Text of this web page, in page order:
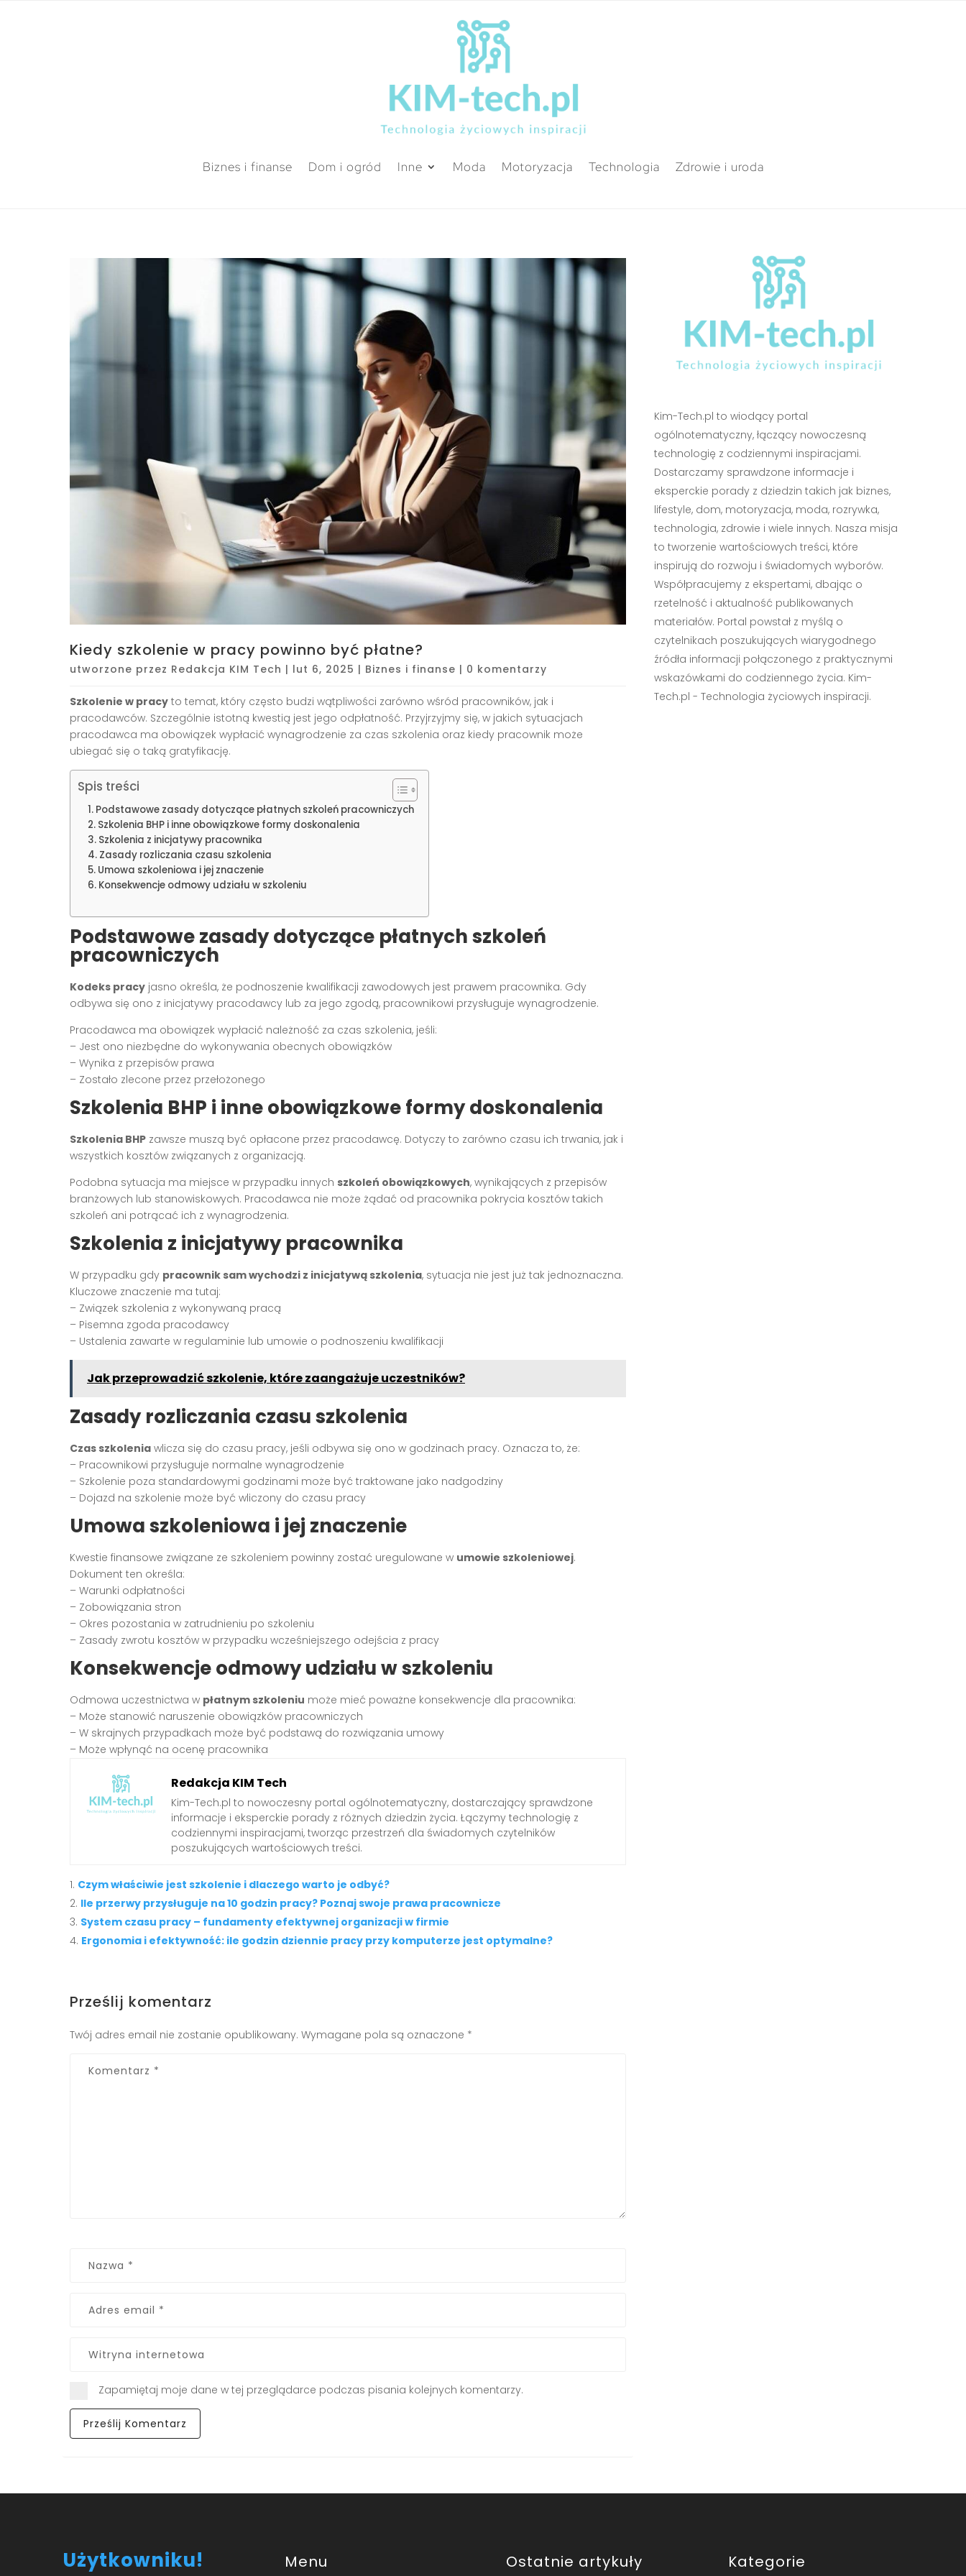
Biznes i finanse Dom i ogród Inne Moda Motoryzacja Technologia Zdrowie i uroda
Kiedy szkolenie w pracy powinno być płatne?
utworzone przez Redakcja KIM Tech | lut 6, 2025 | Biznes i finanse | 0 komentarzy
Szkolenie w pracy to temat, który często budzi wątpliwości zarówno wśród pracowników, jak i
pracodawców. Szczególnie istotną kwestią jest jego odpłatność. Przyjrzyjmy się, w jakich sytuacjach
pracodawca ma obowiązek wypłacić wynagrodzenie za czas szkolenia oraz kiedy pracownik może
ubiegać się o taką gratyfikację.
Spis treści
Podstawowe zasady dotyczące płatnych szkoleń pracowniczych
Szkolenia BHP i inne obowiązkowe formy doskonalenia
Szkolenia z inicjatywy pracownika
Zasady rozliczania czasu szkolenia
Umowa szkoleniowa i jej znaczenie
Konsekwencje odmowy udziału w szkoleniu
Podstawowe zasady dotyczące płatnych szkoleń
pracowniczych
Kodeks pracy jasno określa, że podnoszenie kwalifikacji zawodowych jest prawem pracownika. Gdy
odbywa się ono z inicjatywy pracodawcy lub za jego zgodą, pracownikowi przysługuje wynagrodzenie.
Pracodawca ma obowiązek wypłacić należność za czas szkolenia, jeśli:
– Jest ono niezbędne do wykonywania obecnych obowiązków
– Wynika z przepisów prawa
– Zostało zlecone przez przełożonego
Szkolenia BHP i inne obowiązkowe formy doskonalenia
Szkolenia BHP zawsze muszą być opłacone przez pracodawcę. Dotyczy to zarówno czasu ich trwania, jak i
wszystkich kosztów związanych z organizacją.
Podobna sytuacja ma miejsce w przypadku innych szkoleń obowiązkowych, wynikających z przepisów
branżowych lub stanowiskowych. Pracodawca nie może żądać od pracownika pokrycia kosztów takich
szkoleń ani potrącać ich z wynagrodzenia.
Szkolenia z inicjatywy pracownika
W przypadku gdy pracownik sam wychodzi z inicjatywą szkolenia, sytuacja nie jest już tak jednoznaczna.
Kluczowe znaczenie ma tutaj:
– Związek szkolenia z wykonywaną pracą
– Pisemna zgoda pracodawcy
– Ustalenia zawarte w regulaminie lub umowie o podnoszeniu kwalifikacji
Jak przeprowadzić szkolenie, które zaangażuje uczestników?
Zasady rozliczania czasu szkolenia
Czas szkolenia wlicza się do czasu pracy, jeśli odbywa się ono w godzinach pracy. Oznacza to, że:
– Pracownikowi przysługuje normalne wynagrodzenie
– Szkolenie poza standardowymi godzinami może być traktowane jako nadgodziny
– Dojazd na szkolenie może być wliczony do czasu pracy
Umowa szkoleniowa i jej znaczenie
Kwestie finansowe związane ze szkoleniem powinny zostać uregulowane w umowie szkoleniowej.
Dokument ten określa:
– Warunki odpłatności
– Zobowiązania stron
– Okres pozostania w zatrudnieniu po szkoleniu
– Zasady zwrotu kosztów w przypadku wcześniejszego odejścia z pracy
Konsekwencje odmowy udziału w szkoleniu
Odmowa uczestnictwa w płatnym szkoleniu może mieć poważne konsekwencje dla pracownika:
– Może stanowić naruszenie obowiązków pracowniczych
– W skrajnych przypadkach może być podstawą do rozwiązania umowy
– Może wpłynąć na ocenę pracownika
Redakcja KIM Tech
Kim-Tech.pl to nowoczesny portal ogólnotematyczny, dostarczający sprawdzone
informacje i eksperckie porady z różnych dziedzin życia. Łączymy technologię z
codziennymi inspiracjami, tworząc przestrzeń dla świadomych czytelników
poszukujących wartościowych treści.
Czym właściwie jest szkolenie i dlaczego warto je odbyć?
Ile przerwy przysługuje na 10 godzin pracy? Poznaj swoje prawa pracownicze
System czasu pracy – fundamenty efektywnej organizacji w firmie
Ergonomia i efektywność: ile godzin dziennie pracy przy komputerze jest optymalne?
Prześlij komentarz
Twój adres email nie zostanie opublikowany. Wymagane pola są oznaczone *
Zapamiętaj moje dane w tej przeglądarce podczas pisania kolejnych komentarzy.
Kim-Tech.pl to wiodący portal
ogólnotematyczny, łączący nowoczesną
technologię z codziennymi inspiracjami.
Dostarczamy sprawdzone informacje i
eksperckie porady z dziedzin takich jak biznes,
lifestyle, dom, motoryzacja, moda, rozrywka,
technologia, zdrowie i wiele innych. Nasza misja
to tworzenie wartościowych treści, które
inspirują do rozwoju i świadomych wyborów.
Współpracujemy z ekspertami, dbając o
rzetelność i aktualność publikowanych
materiałów. Portal powstał z myślą o
czytelnikach poszukujących wiarygodnego
źródła informacji połączonego z praktycznymi
wskazówkami do codziennego życia. Kim-
Tech.pl - Technologia życiowych inspiracji.
Użytkowniku! Menu Ostatnie artykuły Kategorie